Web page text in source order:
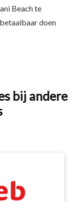
Beach te
doen
bij andere